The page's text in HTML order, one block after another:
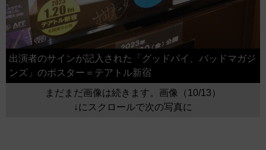
出演者のサインが記入された「グッドバイ、バッドマガジ
ンズ」のポスター＝テアトル新宿
まだまだ画像は続きます。画像（10/13）
↓にスクロールで次の写真に